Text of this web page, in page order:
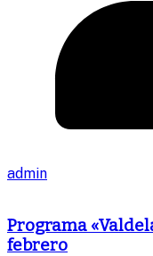
admin
Programa
febrero